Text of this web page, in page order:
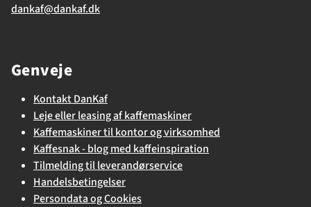
dankaf@dankaf.dk
Genveje
Kontakt DanKaf
Leje eller leasing af kaffemaskiner
Kaffemaskiner til kontor og virksomhed
Kaffesnak - blog med kaffeinspiration
Tilmelding til leverandørservice
Handelsbetingelser
Persondata og Cookies